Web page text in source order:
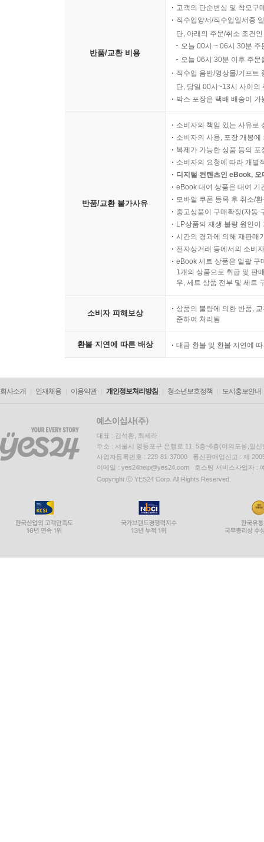
반품/교환 비용
고객의 단순변심 및 착오구
직수입양서/직수입일서중
단, 아래의 주문/취소 조건
오늘 00시 ~ 06시 30분
오늘 06시 30분 이후 주
직수입 음반/영상물/기프트
단, 당일 00시~13시 사이의
박스 포장은 택배 배송이
반품/교환 불가사유
소비자의 책임 있는 사유로
소비자의 사용, 포장 개봉
복제가 가능한 상품 등의
소비자의 요청에 따라 개별
디지털 컨텐츠인 eBook,
eBook 대여 상품은 대여 기
모바일 쿠폰 등록 후 취소/
중고상품이 구매확정(자동
LP상품의 재생 불량 원인
시간의 경과에 의해 재판매
전자상거래 등에서의 소비
eBook 세트 상품은 일괄 구
1개의 상품으로 취급 및 판
우, 세트 상품 전부 및 세트
소비자 피해보상
상품의 불량에 의한 반품,
준하여 처리됨
환불 지연에 따른 배상 대금 환불 및 환불 지연에
회사소개 인재채용 이용약관 개인정보처리방침 청소년보호정책 도서홍보안내
대표 : 김석환, 최세라
주소 : 서울시 영등포구 은행로 11, 5층~6층(여의도동,일신
사업자등록번호 : 229-81-37000 통신판매업신고 : 제
이메일 : yes24help@yes24.com 호스팅 서비스사업자 :
Copyright ⓒ YES24 Corp. All Rights Reserved.